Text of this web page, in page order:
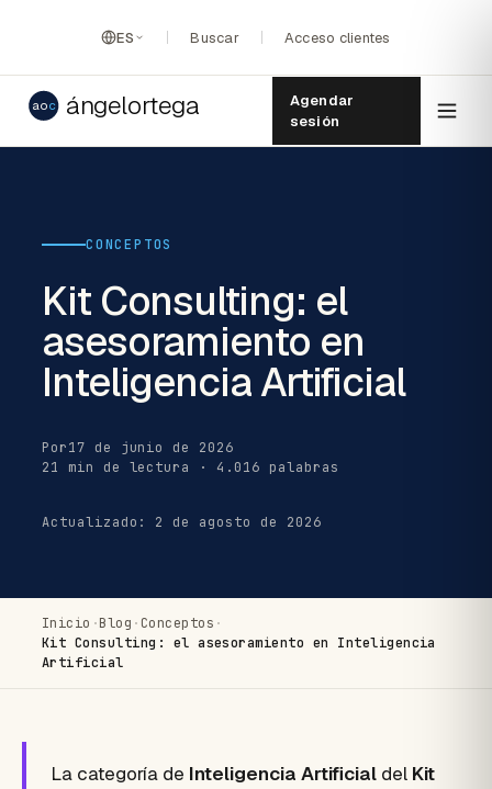
ES Buscar Acceso clientes
aoc ángelortega
Agendar
sesión
CONCEPTOS
Kit Consulting: el
asesoramiento en
Inteligencia Artificial
Por17 de junio de 2026
21 min de lectura · 4.016 palabras
Actualizado: 2 de agosto de 2026
Inicio ·Blog · Conceptos ·
Kit Consulting: el asesoramiento en Inteligencia
Artificial
La categoría de Inteligencia Artificial del Kit